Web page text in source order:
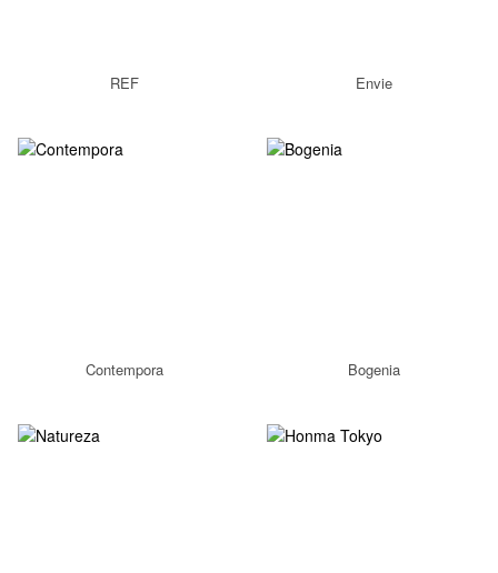
REF Envie
Contempora Bogenia